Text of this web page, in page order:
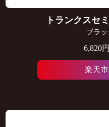
トランクスセ
ブラ
6,820
楽天